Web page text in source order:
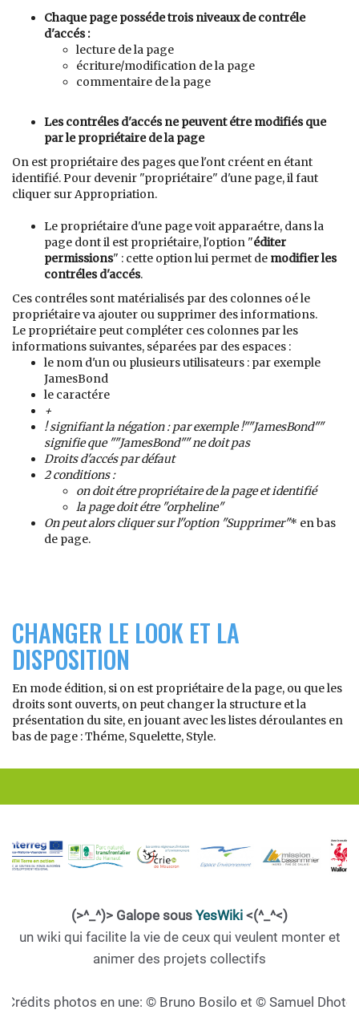
Chaque page posséde trois niveaux de contréle
d'accés :
lecture de la page
écriture/modification de la page
commentaire de la page
Les contréles d'accés ne peuvent étre modifiés que
par le propriétaire de la page
On est propriétaire des pages que l'ont créent en étant
identifié. Pour devenir "propriétaire" d'une page, il faut
cliquer sur Appropriation.
Le propriétaire d'une page voit apparaétre, dans la
page dont il est propriétaire, l'option "éditer
permissions" : cette option lui permet de modifier les
contréles d'accés.
Ces contréles sont matérialisés par des colonnes oé le
propriétaire va ajouter ou supprimer des informations.
Le propriétaire peut compléter ces colonnes par les
informations suivantes, séparées par des espaces :
le nom d'un ou plusieurs utilisateurs : par exemple
JamesBond
le caractére
+
!signifiant la négation : par exemple !""JamesBond""
signifie que ""JamesBond""ne doit pas
Droits d'accés par défaut
2 conditions :
on doit étre propriétairede la page etidentifié
la page doit étre "orpheline"
On peut alors cliquer sur l''option "Supprimer"* en bas
de page.
CHANGER LE LOOK ET LA
DISPOSITION
En mode édition, si on est propriétaire de la page, ou que les
droits sont ouverts, on peut changer la structure et la
présentation du site, en jouant avec les listes déroulantes en
bas de page : Théme, Squelette, Style.